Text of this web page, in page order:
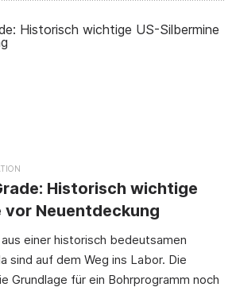
Historisch wichtige
vor Neuentdeckung
einer historisch bedeutsamen
sind auf dem Weg ins Labor. Die
Grundlage für ein Bohrprogramm noch